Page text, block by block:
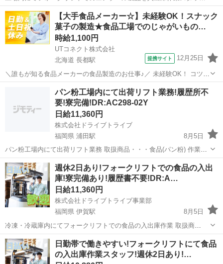
取扱商品・・・エアゾール 作業比率・・・フォークリフト9割：手作
業1割 作業場所・・・工場内 勤務時間・・・8:30～17:30 平均年
齢・・・20～...
京都 京都市 石清水八幡宮駅 倉庫 スタッフ
【大手食品メーカー☆】未経験OK！スナック
菓子の製造★食品工場でのじゃがいもの…
時給1,100円
UTコネクト株式会社
北海道 長都駅
提携サイト 12月25日
＼誰もが知る食品メーカーの食品製造のお仕事♪／ 未経験OK！ コツコ
ツ取り組む作業や 繰り返し作業が好きな方にもオススメ◎ ＜具体的に
は…＞ ■摘取り作業 →スナック菓子を作るためのじゃが芋の芽を取る
■検品作業 ＜オ...
長都駅
パン粉工場内にて出荷リフト業務!履歴所不
要!寮完備!DR:AC298-02Y
日給11,360円
株式会社ドライブトライブ
福岡県 浦田駅
8月5日
パン粉工場内にて出荷リフト業務 取扱商品・・・食品(パン粉) 作業比
率・・・5：5(フォークリフト：作業) 作業場所・・・工場 勤務時
間・・・8:00～17:00 平均年齢・・・20～49までの方活躍中 ◆すぐ
に...
福岡 飯塚市 浦田駅 倉庫 リフト
週休2日あり!フォークリフトでの食品の入出
庫!寮完備あり!履歴書不要!DR:A…
日給11,360円
株式会社ドライブトライブ事業部
福岡県 伊賀駅
8月5日
冷凍・冷蔵庫内にてフォークリフトでの食品の入出庫作業 取扱商
品・・・冷蔵・冷凍食品 作業場所・・・冷凍・冷蔵庫内 勤務時
間・・・10:00～22:00/13:00～22:00※2交代制 平均年齢・・・20～59
くらい...
福岡 糟屋郡 伊賀駅 倉庫 フォークリフト
日勤帯で働きやすい!フォークリフトにて食品
の入出庫作業スタッフ!週休2日あり!…